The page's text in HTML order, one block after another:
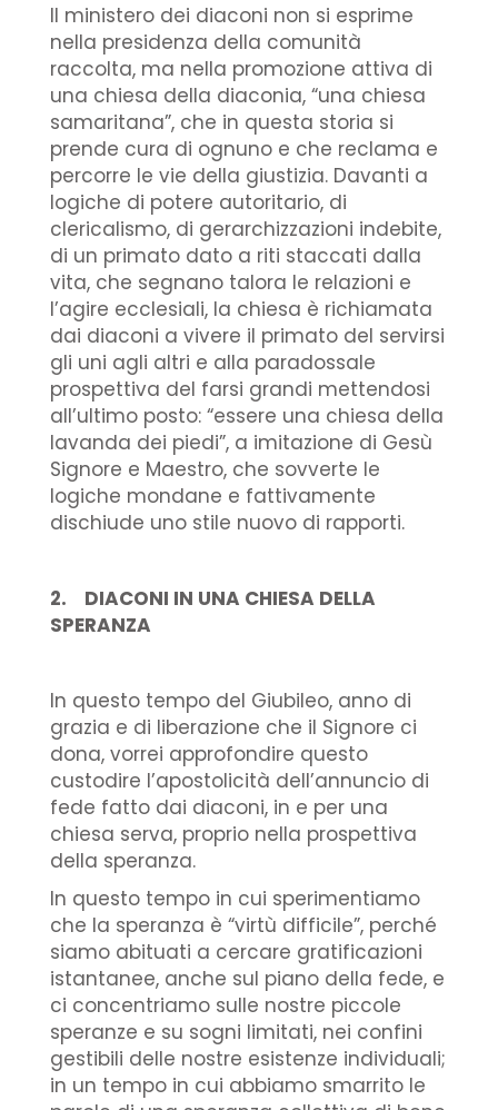
Il ministero dei diaconi non si esprime
nella presidenza della comunità
raccolta, ma nella promozione attiva di
una chiesa della diaconia, “una chiesa
samaritana”, che in questa storia si
prende cura di ognuno e che reclama e
percorre le vie della giustizia. Davanti a
logiche di potere autoritario, di
clericalismo, di gerarchizzazioni indebite,
di un primato dato a riti staccati dalla
vita, che segnano talora le relazioni e
l’agire ecclesiali, la chiesa è richiamata
dai diaconi a vivere il primato del servirsi
gli uni agli altri e alla paradossale
prospettiva del farsi grandi mettendosi
all’ultimo posto: “essere una chiesa della
lavanda dei piedi”, a imitazione di Gesù
Signore e Maestro, che sovverte le
logiche mondane e fattivamente
dischiude uno stile nuovo di rapporti.
2. DIACONI IN UNA CHIESA DELLA
SPERANZA
In questo tempo del Giubileo, anno di
grazia e di liberazione che il Signore ci
dona, vorrei approfondire questo
custodire l’apostolicità dell’annuncio di
fede fatto dai diaconi, in e per una
chiesa serva, proprio nella prospettiva
della speranza.
In questo tempo in cui sperimentiamo
che la speranza è “virtù difficile”, perché
siamo abituati a cercare gratificazioni
istantanee, anche sul piano della fede, e
ci concentriamo sulle nostre piccole
speranze e su sogni limitati, nei confini
gestibili delle nostre esistenze individuali;
in un tempo in cui abbiamo smarrito le